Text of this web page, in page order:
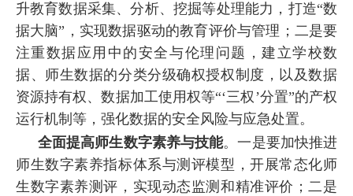
升教育数据采集、分析、挖掘等处理能力，打造“数
据大脑”，实现数据驱动的教育评价与管理；二是要
注重数据应用中的安全与伦理问题，建立学校数
据、师生数据的分类分级确权授权制度，以及数据
资源持有权、数据加工使用权等“‘三权’分置”的产权
运行机制等，强化数据的安全风险与应急处置。
全面提高师生数字素养与技能。一是要加快推进
师生数字素养指标体系与测评模型，开展常态化师
生数字素养测评，实现动态监测和精准评价；二是